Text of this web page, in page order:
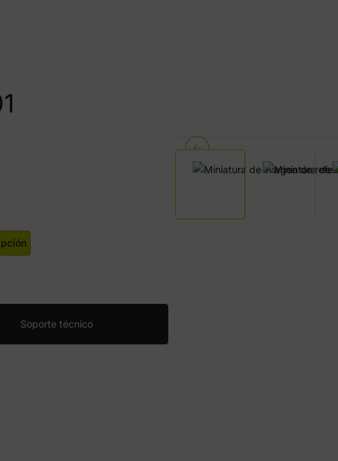
Soporte técnico